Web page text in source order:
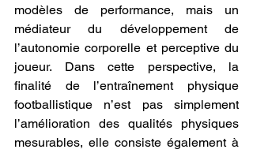
modèles de performance, mais un
médiateur du développement de
l’autonomie corporelle et perceptive du
joueur. Dans cette perspective, la
finalité de l’entraînement physique
footballistique n’est pas simplement
l’amélioration des qualités physiques
mesurables, elle consiste également à